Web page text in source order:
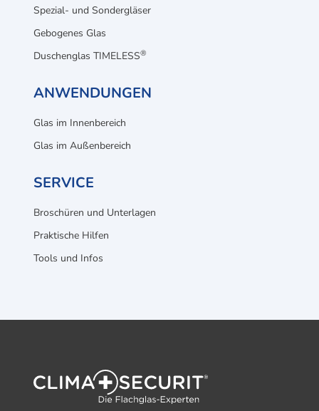
Spezial- und Sondergläser
Gebogenes Glas
Duschenglas TIMELESS®
ANWENDUNGEN
Glas im Innenbereich
Glas im Außenbereich
SERVICE
Broschüren und Unterlagen
Praktische Hilfen
Tools und Infos